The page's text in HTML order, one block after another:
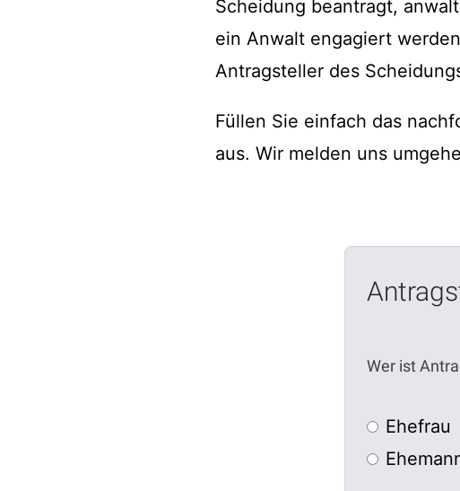
Scheidung beantragt,
ein Anwalt engagiert
Antragsteller des
Füllen Sie einfach das
aus. Wir melden uns
Wer ist
Ehefrau